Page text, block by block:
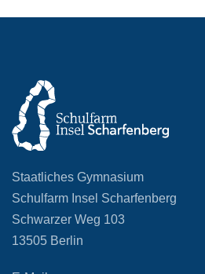
Staatliches Gymnasium
Schulfarm Insel Scharfenberg
Schwarzer Weg 103
13505 Berlin